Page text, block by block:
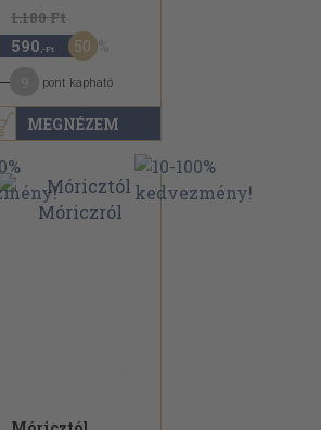
MEGNÉZEM
1.180 Ft
590 ,-Ft 50
pont kapható